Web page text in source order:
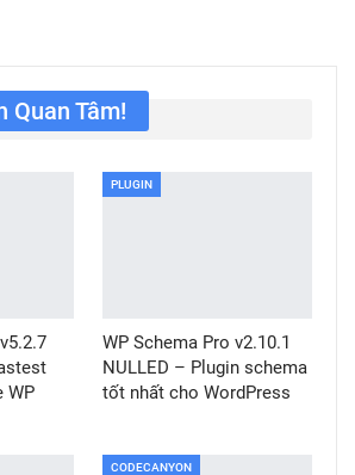
Quan Tâm!
WP
PLUGIN
WP Schema Pro v2.10.1
NULLED – Plugin schema
tốt nhất cho WordPress
CODECANYON